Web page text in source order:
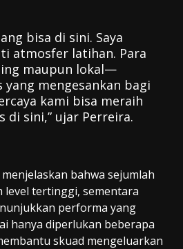
bisa di sini. Saya
atmosfer latihan. Para
maupun lokal—
mengesankan bagi
kami bisa meraih
di sini,” ujar Perreira.
bahwa sejumlah
level tertinggi, sementara
performa yang
hanya diperlukan beberapa
skuad mengeluarkan